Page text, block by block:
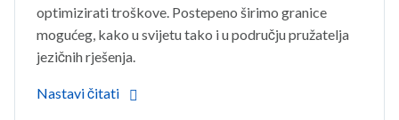
optimizirati troškove. Postepeno širimo granice
mogućeg, kako u svijetu tako i u području pružatelja
jezičnih rješenja.
Nastavi čitati